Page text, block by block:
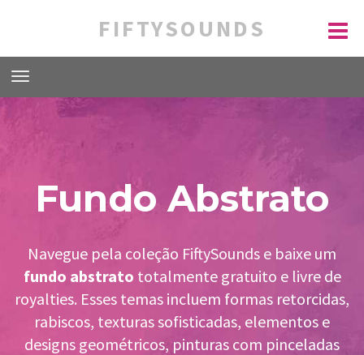
FIFTYSOUNDS
Fundo Abstrato
Navegue pela coleção FiftySounds e baixe um
fundo abstrato totalmente gratuito e livre de
royalties. Esses temas incluem formas retorcidas,
rabiscos, texturas sofisticadas, elementos e
designs geométricos, pinturas com pinceladas